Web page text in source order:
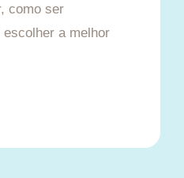
como ser
a melhor